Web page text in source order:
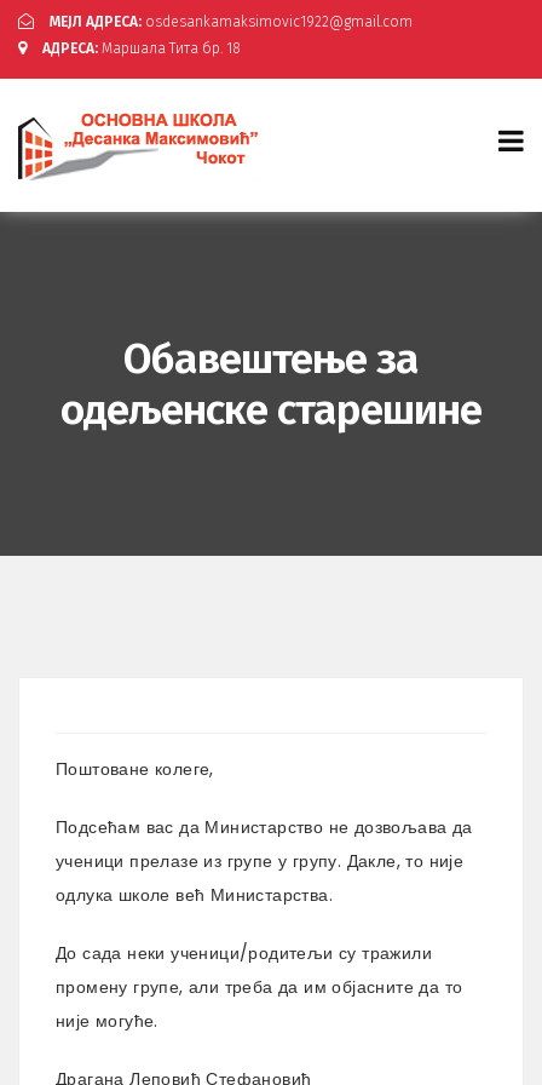
МЕЈЛ АДРЕСА: osdesankamaksimovic1922@gmail.com
АДРЕСА: Маршала Тита бр. 18
Обавештење за
одељенске старешине
Поштоване колеге,
Подсећам вас да Министарство не дозвољава да
ученици прелазе из групе у групу. Дакле, то није
одлука школе већ Министарства.
До сада неки ученици/родитељи су тражили
промену групе, али треба да им објасните да то
није могуће.
Драгана Леповић Стефановић